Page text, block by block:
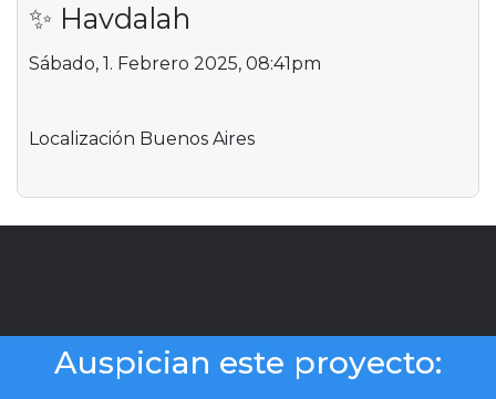
✨ Havdalah
Sábado, 1. Febrero 2025, 08:41pm
Localización Buenos Aires
Auspician este proyecto: